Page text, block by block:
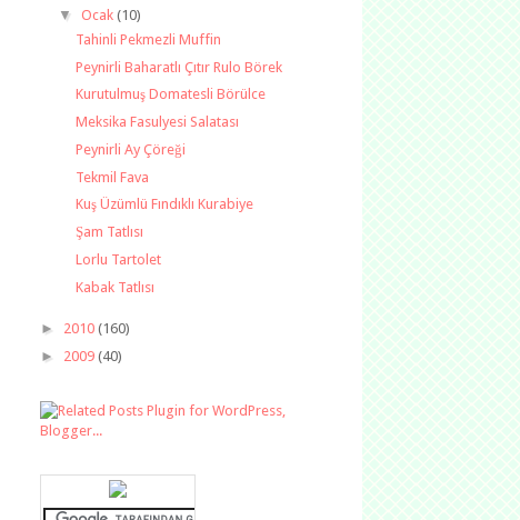
▼ Ocak (10)
Tahinli Pekmezli Muffin
Peynirli Baharatlı Çıtır Rulo Börek
Kurutulmuş Domatesli Börülce
Meksika Fasulyesi Salatası
Peynirli Ay Çöreği
Tekmil Fava
Kuş Üzümlü Fındıklı Kurabiye
Şam Tatlısı
Lorlu Tartolet
Kabak Tatlısı
► 2010 (160)
► 2009 (40)